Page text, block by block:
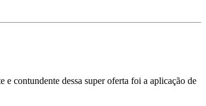
contundente dessa super oferta foi a aplicação de